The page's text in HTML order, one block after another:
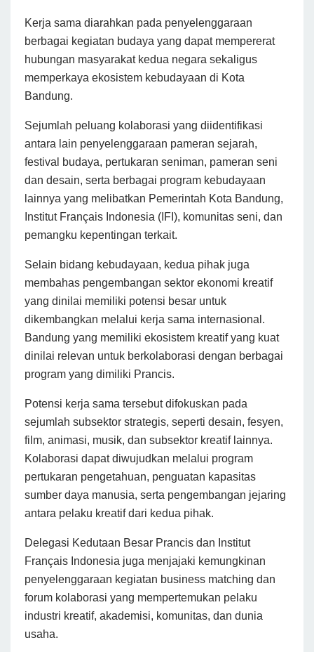
Kerja sama diarahkan pada penyelenggaraan
berbagai kegiatan budaya yang dapat mempererat
hubungan masyarakat kedua negara sekaligus
memperkaya ekosistem kebudayaan di Kota
Bandung.
Sejumlah peluang kolaborasi yang diidentifikasi
antara lain penyelenggaraan pameran sejarah,
festival budaya, pertukaran seniman, pameran seni
dan desain, serta berbagai program kebudayaan
lainnya yang melibatkan Pemerintah Kota Bandung,
Institut Français Indonesia (IFI), komunitas seni, dan
pemangku kepentingan terkait.
Selain bidang kebudayaan, kedua pihak juga
membahas pengembangan sektor ekonomi kreatif
yang dinilai memiliki potensi besar untuk
dikembangkan melalui kerja sama internasional.
Bandung yang memiliki ekosistem kreatif yang kuat
dinilai relevan untuk berkolaborasi dengan berbagai
program yang dimiliki Prancis.
Potensi kerja sama tersebut difokuskan pada
sejumlah subsektor strategis, seperti desain, fesyen,
film, animasi, musik, dan subsektor kreatif lainnya.
Kolaborasi dapat diwujudkan melalui program
pertukaran pengetahuan, penguatan kapasitas
sumber daya manusia, serta pengembangan jejaring
antara pelaku kreatif dari kedua pihak.
Delegasi Kedutaan Besar Prancis dan Institut
Français Indonesia juga menjajaki kemungkinan
penyelenggaraan kegiatan business matching dan
forum kolaborasi yang mempertemukan pelaku
industri kreatif, akademisi, komunitas, dan dunia
usaha.